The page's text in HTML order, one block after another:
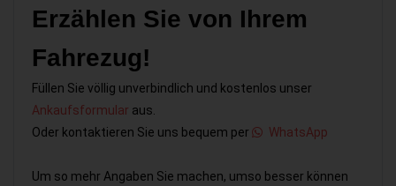
Erzählen Sie von Ihrem
Fahrezug!
Füllen Sie völlig unverbindlich und kostenlos unser
Ankaufsformular aus.
Oder kontaktieren Sie uns bequem per
WhatsApp
Um so mehr Angaben Sie machen, umso besser können